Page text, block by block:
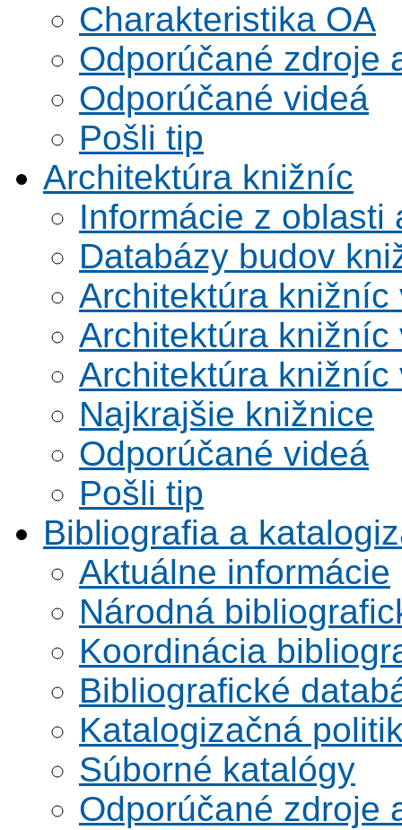
Charakteristika OA
Odporúčané zdroje
Odporúčané videá
Pošli tip
Architektúra knižníc
Informácie z oblasti
Databázy budov
Architektúra knižníc
Architektúra knižníc
Architektúra knižníc
Najkrajšie knižnice
Odporúčané videá
Pošli tip
Bibliografia a
Aktuálne informácie
Národná
Koordinácia
Bibliografické
Katalogizačná
Súborné katalógy
Odporúčané zdroje